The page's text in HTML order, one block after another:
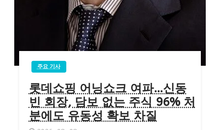
주요 기사
롯데쇼핑 어닝쇼크 여파…신동
빈 회장, 담보 없는 주식 96% 처
분에도 유동성 확보 차질